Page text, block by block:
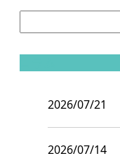
2026/07/21
2026/07/14